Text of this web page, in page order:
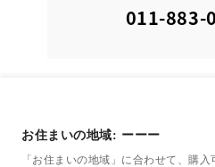
お住まいの地域: ーーー
「お住まいの地域」に合わせて、購
011-883-